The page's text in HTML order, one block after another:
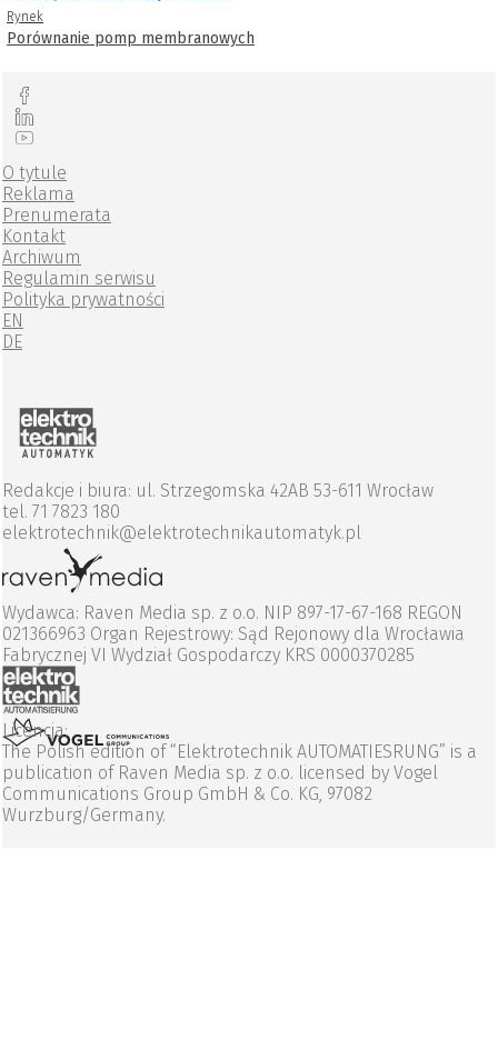
Rynek
Porównanie pomp membranowych
O tytule
Reklama
Prenumerata
Kontakt
Archiwum
Regulamin serwisu
Polityka prywatności
EN
DE
Redakcje i biura: ul. Strzegomska 42AB 53-611 Wrocław
tel. 71 7823 180
elektrotechnik@elektrotechnikautomatyk.pl
Wydawca: Raven Media sp. z o.o. NIP 897-17-67-168 REGON
021366963 Organ Rejestrowy: Sąd Rejonowy dla Wrocławia
Fabrycznej VI Wydział Gospodarczy KRS 0000370285
Licencja:
The Polish edition of “Elektrotechnik AUTOMATIESRUNG” is a
publication of Raven Media sp. z o.o. licensed by Vogel
Communications Group GmbH & Co. KG, 97082
Wurzburg/Germany.